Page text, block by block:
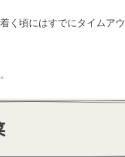
く頃にはすでにタイムアウ